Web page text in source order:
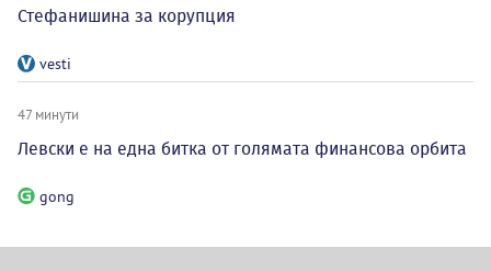
Стефанишина за корупция
vesti
47 минути
Левски е на една битка от голямата финансова орбита
gong